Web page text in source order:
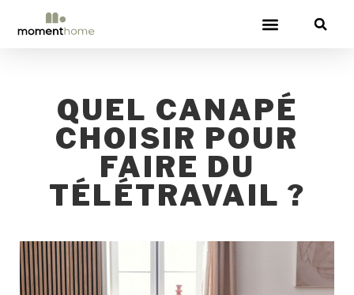
QUEL CANAPÉ
CHOISIR POUR
FAIRE DU
TÉLÉTRAVAIL ?